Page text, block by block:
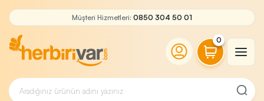
Müşteri Hizmetleri: 0850 304 50 01
0